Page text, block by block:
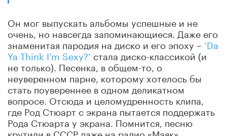
Он мог выпускать альбомы успешные и не
очень, но навсегда запоминающиеся. Даже его
знаменитая пародия на диско и его эпоху – ‘Da
Ya Think I’m Sexy?’ стала диско-классикой (и
не только). Песенка, в общем-то, о
неуверенном парне, которому хотелось бы
стать поувереннее в одном деликатном
вопросе. Отсюда и целомудренность клипа,
где Род Стюарт с экрана пытается поддержать
Рода Стюарта у экрана. Помнится, песню
крутили в СССР даже на радио «Маяк».